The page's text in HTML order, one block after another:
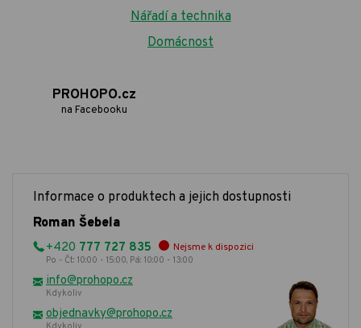
Nářadí a technika
Domácnost
PROHOPO.cz
na Facebooku
Informace o produktech a jejich dostupnosti
Roman Šebela
+420 777 727 835 Nejsme k dispozici
Po - Čt: 10:00 - 15:00, Pá: 10:00 - 13:00
info@prohopo.cz
Kdykoliv
objednavky@prohopo.cz